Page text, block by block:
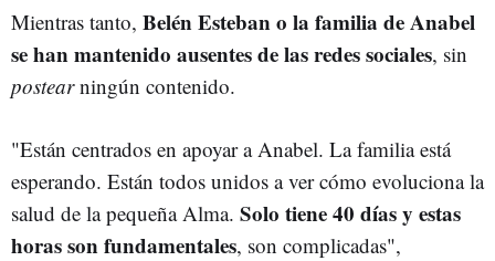
Mientras tanto, Belén Esteban o la familia de Anabel
se han mantenido ausentes de las redes sociales, sin
postearningún contenido.
"Están centrados en apoyar a Anabel. La familia está
esperando. Están todos unidos a ver cómo evoluciona la
salud de la pequeña Alma. Solo tiene 40 días y estas
horas son fundamentales, son complicadas",